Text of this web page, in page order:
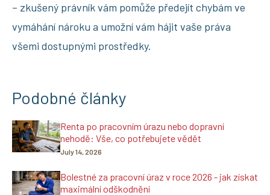
– zkušený právník vám pomůže předejít chybám ve
vymáhání nároku a umožní vám hájit vaše práva
všemi dostupnými prostředky.
Podobné články
Renta po pracovním úrazu nebo dopravní
nehodě: Vše, co potřebujete vědět
July 14, 2026
Bolestné za pracovní úraz v roce 2026 - jak získat
maximální odškodnění